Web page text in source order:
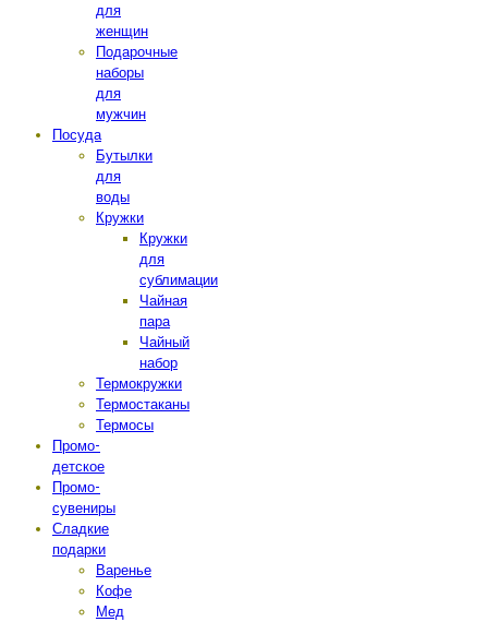
для
женщин
Подарочные
наборы
для
мужчин
Посуда
Бутылки
для
воды
Кружки
Кружки
для
сублимации
Чайная
пара
Чайный
набор
Термокружки
Термостаканы
Термосы
Промо-
детское
Промо-
сувениры
Сладкие
подарки
Варенье
Кофе
Мед